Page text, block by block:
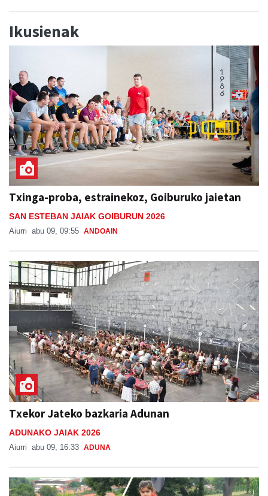
Ikusienak
Txinga-proba, estrainekoz, Goiburuko jaietan
SAN ESTEBAN JAIAK GOIBURUN 2026
Aiurri abu 09, 09:55 ANDOAIN
Txekor Jateko bazkaria Adunan
ADUNAKO JAIAK 2026
Aiurri abu 09, 16:33 ADUNA